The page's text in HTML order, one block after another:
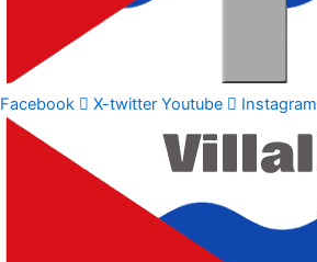
Facebook X-twitter Youtube Instagram